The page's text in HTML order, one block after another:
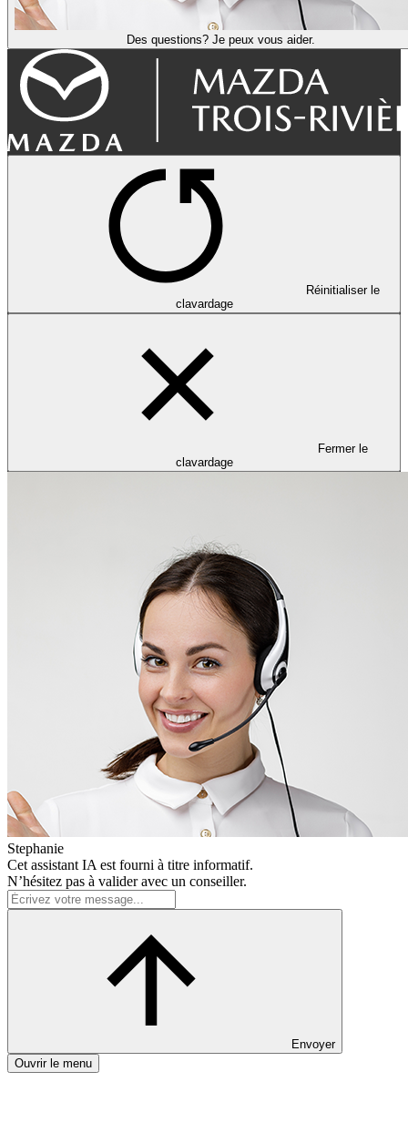
Des questions? Je peux vous aider.
Réinitialiser le
clavardage
Fermer le
clavardage
Stephanie
Cet assistant IA est fourni à titre informatif.
N’hésitez pas à valider avec un conseiller.
Envoyer
Ouvrir le menu